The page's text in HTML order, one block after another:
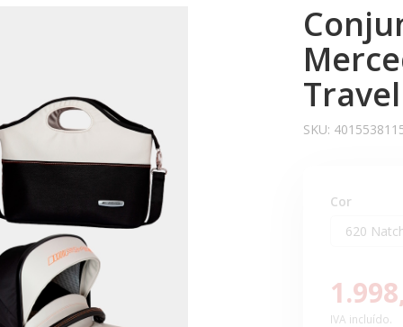
SKU:
Cor
IVA incluído.